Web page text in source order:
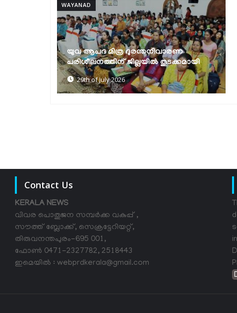
WAYANAD
ദുരന്തമുഖത്ത് വയനാട്ടുകാര്‍ ഒറ്റക്കെട്ടായി
നിലകൊണ്ടു- എം.പി പ്രിയങ്ക ഗാന്ധി
27th of July 2026
Contact Us
KERALA NEWS
വിവര പൊതുജന സമ്പര്‍ക്ക വകുപ്പ് ,
സൗത്ത് ബ്ലോക്ക്, സെക്രട്ടേറിയറ്റ്,
തിരുവനന്തപുരം-695 001,
ഫോൺ 0471-2327782, 2518443
ഇമെയിൽ : webprdkerala@gmail.com